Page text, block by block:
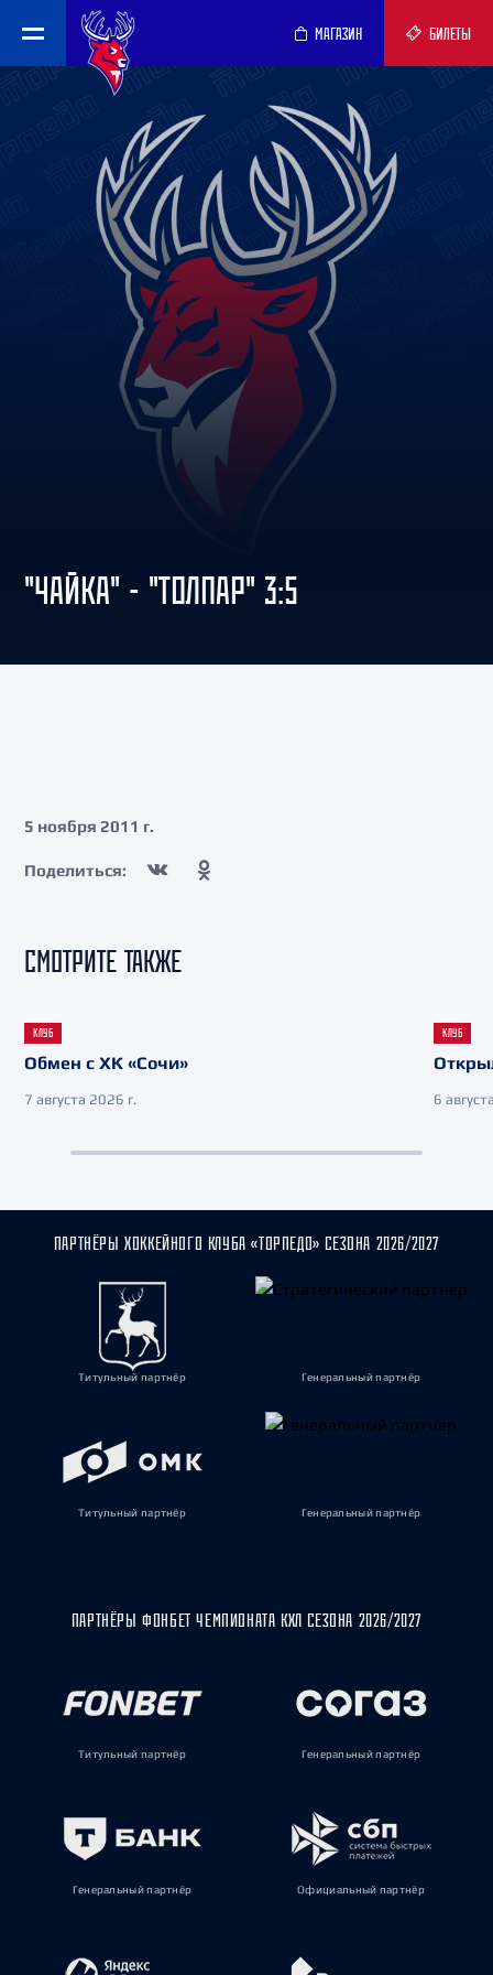
МАГАЗИН БИЛЕТЫ
"ЧАЙКА" - "ТОЛПАР" 3:5
5 ноября 2011 г.
Поделиться:
СМОТРИТЕ ТАКЖЕ
КЛУБ
Обмен с ХК «Сочи»
7 августа 2026 г.
КЛУБ
6
ПАРТНЁРЫ ХОККЕЙНОГО КЛУБА «ТОРПЕДО» СЕЗОНА 2026/2027
Титульный партнёр Генеральный партнёр
Титульный партнёр Генеральный партнёр
ПАРТНЁРЫ ФОНБЕТ ЧЕМПИОНАТА КХЛ СЕЗОНА 2026/2027
Титульный партнёр Генеральный партнёр
Генеральный партнёр Официальный партнёр